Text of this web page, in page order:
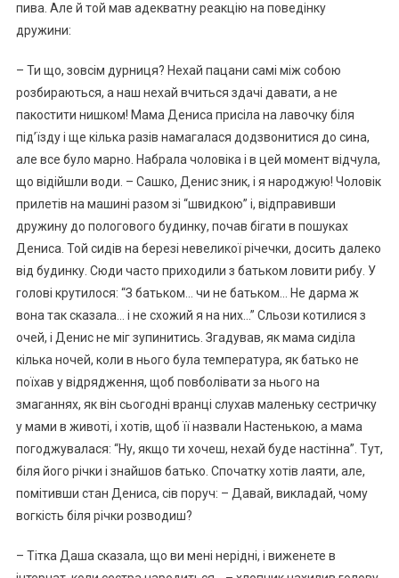
пива. Але й той мав адекватну реакцію на поведінку
дружини:
– Ти що, зовсім дурниця? Нехай пацани самі між собою
розбираються, а наш нехай вчиться здачі давати, а не
пакостити нишком! Мама Дениса присіла на лавочку біля
під’їзду і ще кілька разів намагалася додзвонитися до сина,
але все було марно. Набрала чоловіка і в цей момент відчула,
що відійшли води. – Сашко, Денис зник, і я народжую! Чоловік
прилетів на машині разом зі “швидкою” і, відправивши
дружину до пологового будинку, почав бігати в пошуках
Дениса. Той сидів на березі невеликої річечки, досить далеко
від будинку. Сюди часто приходили з батьком ловити рибу. У
голові крутилося: “З батьком… чи не батьком… Не дарма ж
вона так сказала… і не схожий я на них…” Сльози котилися з
очей, і Денис не міг зупинитись. Згадував, як мама сиділа
кілька ночей, коли в нього була температура, як батько не
поїхав у відрядження, щоб повболівати за нього на
змаганнях, як він сьогодні вранці слухав маленьку сестричку
у мами в животі, і хотів, щоб її назвали Настенькою, а мама
погоджувалася: “Ну, якщо ти хочеш, нехай буде настінна”. Тут,
біля його річки і знайшов батько. Спочатку хотів лаяти, але,
помітивши стан Дениса, сів поруч: – Давай, викладай, чому
вогкість біля річки розводиш?
– Тітка Даша сказала, що ви мені нерідні, і виженете в